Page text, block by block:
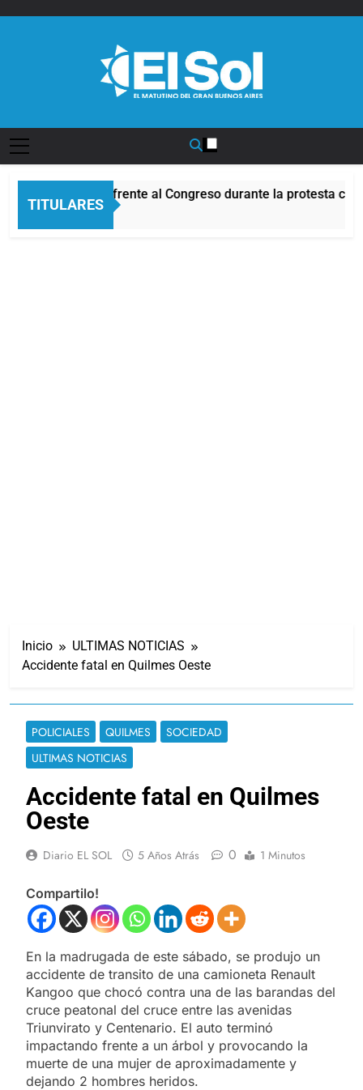
TITULARES
Incidentes frente al Congreso durante la protesta
2 Horas Atrás
Inicio
ULTIMAS NOTICIAS
Accidente fatal en Quilmes Oeste
POLICIALES QUILMES
SOCIEDAD
ULTIMAS NOTICIAS
Accidente fatal en Quilmes
Oeste
Diario EL SOL 5 Años Atrás 0 1 Minutos
Compartilo!
En la madrugada de este sábado, se produjo un
accidente de transito de una camioneta Renault
Kangoo que chocó contra una de las barandas del
cruce peatonal del cruce entre las avenidas
Triunvirato y Centenario. El auto terminó
impactando frente a un árbol y provocando la
muerte de una mujer de aproximadamente y
dejando 2 hombres heridos.